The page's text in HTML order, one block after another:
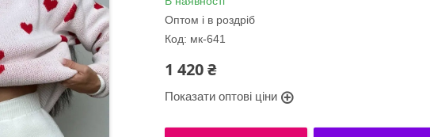
Оптом і в роздріб
Код: мк-641
1 420 ₴
Показати оптові ціни